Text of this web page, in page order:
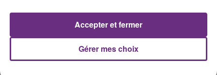
Gérer mes choix
Accepter et fermer